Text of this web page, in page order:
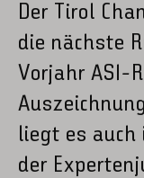
Der Tirol
die nächste
Vorjahr ASI-
liegt es auch
der